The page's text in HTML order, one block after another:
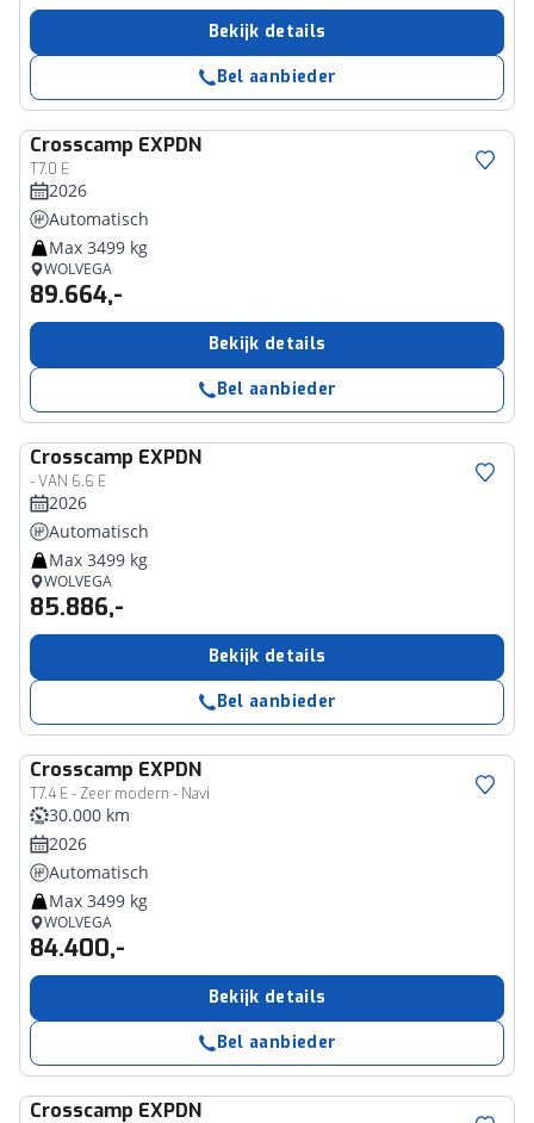
Bekijk details
Bel aanbieder
Crosscamp EXPDN
T7.0 E
2026
Automatisch
Max 3499 kg
WOLVEGA
89.664,-
Bekijk details
Bel aanbieder
Crosscamp EXPDN
- VAN 6.6 E
2026
Automatisch
Max 3499 kg
WOLVEGA
85.886,-
Bekijk details
Bel aanbieder
Crosscamp EXPDN
T7.4 E - Zeer modern - Navi
30.000 km
2026
Automatisch
Max 3499 kg
WOLVEGA
84.400,-
Bekijk details
Bel aanbieder
Crosscamp EXPDN